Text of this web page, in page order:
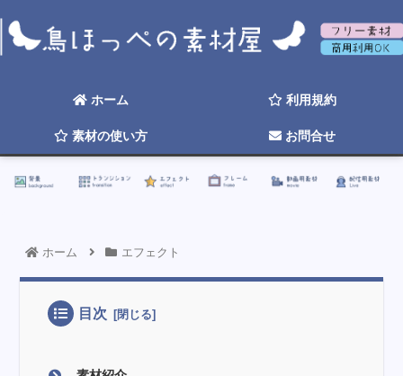
ホーム 利用規約
素材の使い方 お問合せ
☆ 2026年そろそろ更新したい ☆
ホーム エフェクト
目次
トランジション エフェクト フレーム 動画用素材 配信用素材